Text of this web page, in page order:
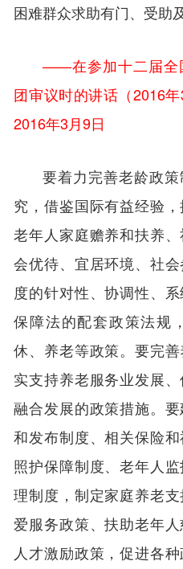
困难群众求助有门、受助及
——在参加十二届全
团审议时的讲话（2016
2016年3月9日
要着力完善老龄政
究，借鉴国际有益经验
老年人家庭赡养和扶养
会优待、宜居环境、社
度的针对性、协调性、
保障法的配套政策法规
休、养老等政策。要完
实支持养老服务业发展
融合发展的政策措施。
和发布制度、相关保险
照护保障制度、老年人
理制度，制定家庭养老
爱服务政策、扶助老年
人才激励政策，促进各